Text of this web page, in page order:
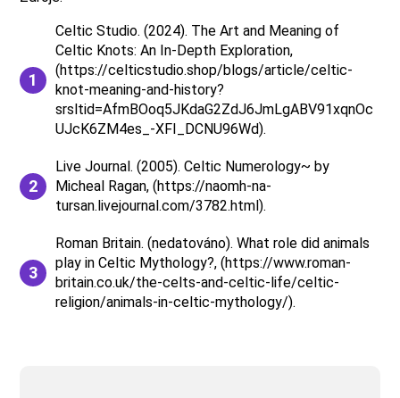
Celtic Studio. (2024). The Art and Meaning of
Celtic Knots: An In-Depth Exploration,
(https://celticstudio.shop/blogs/article/celtic-
knot-meaning-and-history?
srsltid=AfmBOoq5JKdaG2ZdJ6JmLgABV91xqnOc
UJcK6ZM4es_-XFI_DCNU96Wd).
Live Journal. (2005). Celtic Numerology~ by
Micheal Ragan, (https://naomh-na-
tursan.livejournal.com/3782.html).
Roman Britain. (nedatováno). What role did animals
play in Celtic Mythology?, (https://www.roman-
britain.co.uk/the-celts-and-celtic-life/celtic-
religion/animals-in-celtic-mythology/).